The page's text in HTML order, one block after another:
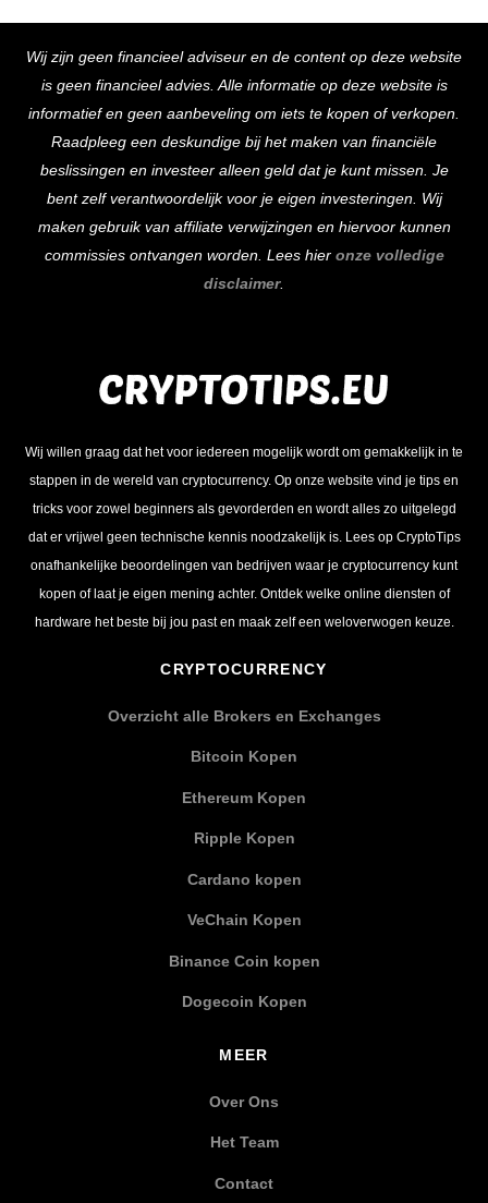
To
Top
Wij zijn geen financieel adviseur en de content op deze website
is geen financieel advies. Alle informatie op deze website is
informatief en geen aanbeveling om iets te kopen of verkopen.
Raadpleeg een deskundige bij het maken van financiële
beslissingen en investeer alleen geld dat je kunt missen. Je
bent zelf verantwoordelijk voor je eigen investeringen. Wij
maken gebruik van affiliate verwijzingen en hiervoor kunnen
commissies ontvangen worden. Lees hier onze volledige
disclaimer.
Wij willen graag dat het voor iedereen mogelijk wordt om gemakkelijk in te
stappen in de wereld van cryptocurrency. Op onze website vind je tips en
tricks voor zowel beginners als gevorderden en wordt alles zo uitgelegd
dat er vrijwel geen technische kennis noodzakelijk is. Lees op CryptoTips
onafhankelijke beoordelingen van bedrijven waar je cryptocurrency kunt
kopen of laat je eigen mening achter. Ontdek welke online diensten of
hardware het beste bij jou past en maak zelf een weloverwogen keuze.
CRYPTOCURRENCY
Overzicht alle Brokers en Exchanges
Bitcoin Kopen
Ethereum Kopen
Ripple Kopen
Cardano kopen
VeChain Kopen
Binance Coin kopen
Dogecoin Kopen
MEER
Over Ons
Het Team
Contact